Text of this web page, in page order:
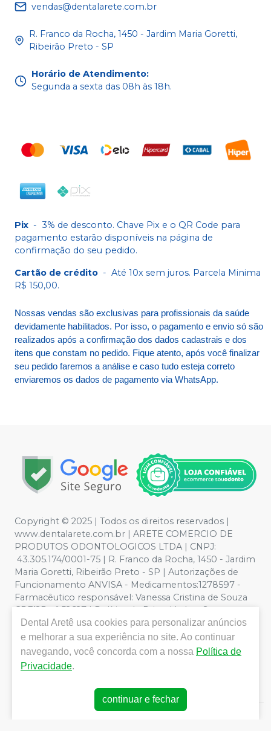
vendas@dentalarete.com.br
R. Franco da Rocha, 1450 - Jardim Maria Goretti,
Ribeirão Preto - SP
Horário de Atendimento:
Segunda a sexta das 08h às 18h.
Pix - 3% de desconto. Chave Pix e o QR Code para
pagamento estarão disponíveis na página de
confirmação do seu pedido.
Cartão de crédito - Até 10x sem juros. Parcela Minima
R$ 150,00.
Nossas vendas são exclusivas para profissionais da saúde
devidamente habilitados. Por isso, o pagamento e envio só são
realizados após a confirmação dos dados cadastrais e dos
itens que constam no pedido. Fique atento, após você finalizar
seu pedido faremos a análise e caso tudo esteja correto
enviaremos os dados de pagamento via WhatsApp.
Copyright © 2025 | Todos os direitos reservados |
www.dentalarete.com.br | ARETE COMERCIO DE
PRODUTOS ODONTOLOGICOS LTDA | CNPJ:
43.305.174/0001-75 | R. Franco da Rocha, 1450 - Jardim
Maria Goretti, Ribeirão Preto - SP | Autorizações de
Funcionamento ANVISA - Medicamentos:1278597 -
Farmacêutico responsável: Vanessa Cristina de Souza
CRF/SP nº 52627 | Política de Privacidade e Segurança -
Fotos meramente ilustrativas - Os preços e condições
da loja virtual estão sujeitos a alterações. Em caso de
divergência de preços no site, o valor válido é o do
Carrinho de Compra. Não vendemos por atacado, por
isso nos reservamos o direito de não atender compras
de grandes volumes pelo site.
Dental Aretê usa cookies para personalizar anúncios
e melhorar a sua experiência no site. Ao continuar
navegando, você concorda com a nossa Política de
Privacidade.
continuar e fechar